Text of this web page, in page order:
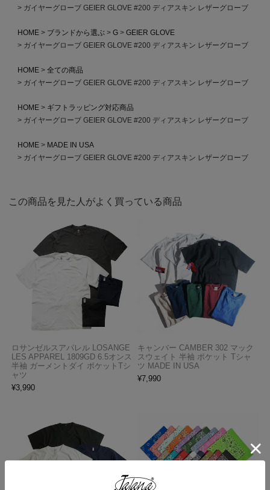
ガイヤーグローブ GEIER GLOVE #200 ディアスキン レザーグローブ
HOME ブランドから選ぶ G
GEIER GLOVE
ガイヤーグローブ GEIER GLOVE #200 ディアスキン レザーグローブ
HOME
全ての商品
ガイヤーグローブ GEIER GLOVE #200 ディアスキン レザーグローブ
HOME
ギフトラッピング対応商品
ガイヤーグローブ GEIER GLOVE #200 ディアスキン レザーグローブ
HOME
MADE IN USA
ガイヤーグローブ GEIER GLOVE #200 ディアスキン レザーグローブ
この商品を見た人がよく買っている商品
ロサンゼルスアパレル LOSANGE
LES APPAREL 1809GD 6.5オンス
半袖 ガーメントダイ ポケットTシ
ャツ
¥3,990
キャンバー CAMBER 302 マック
スウェイト 半袖 ポケット Tシャ
ツ MADE IN USA
¥7,990